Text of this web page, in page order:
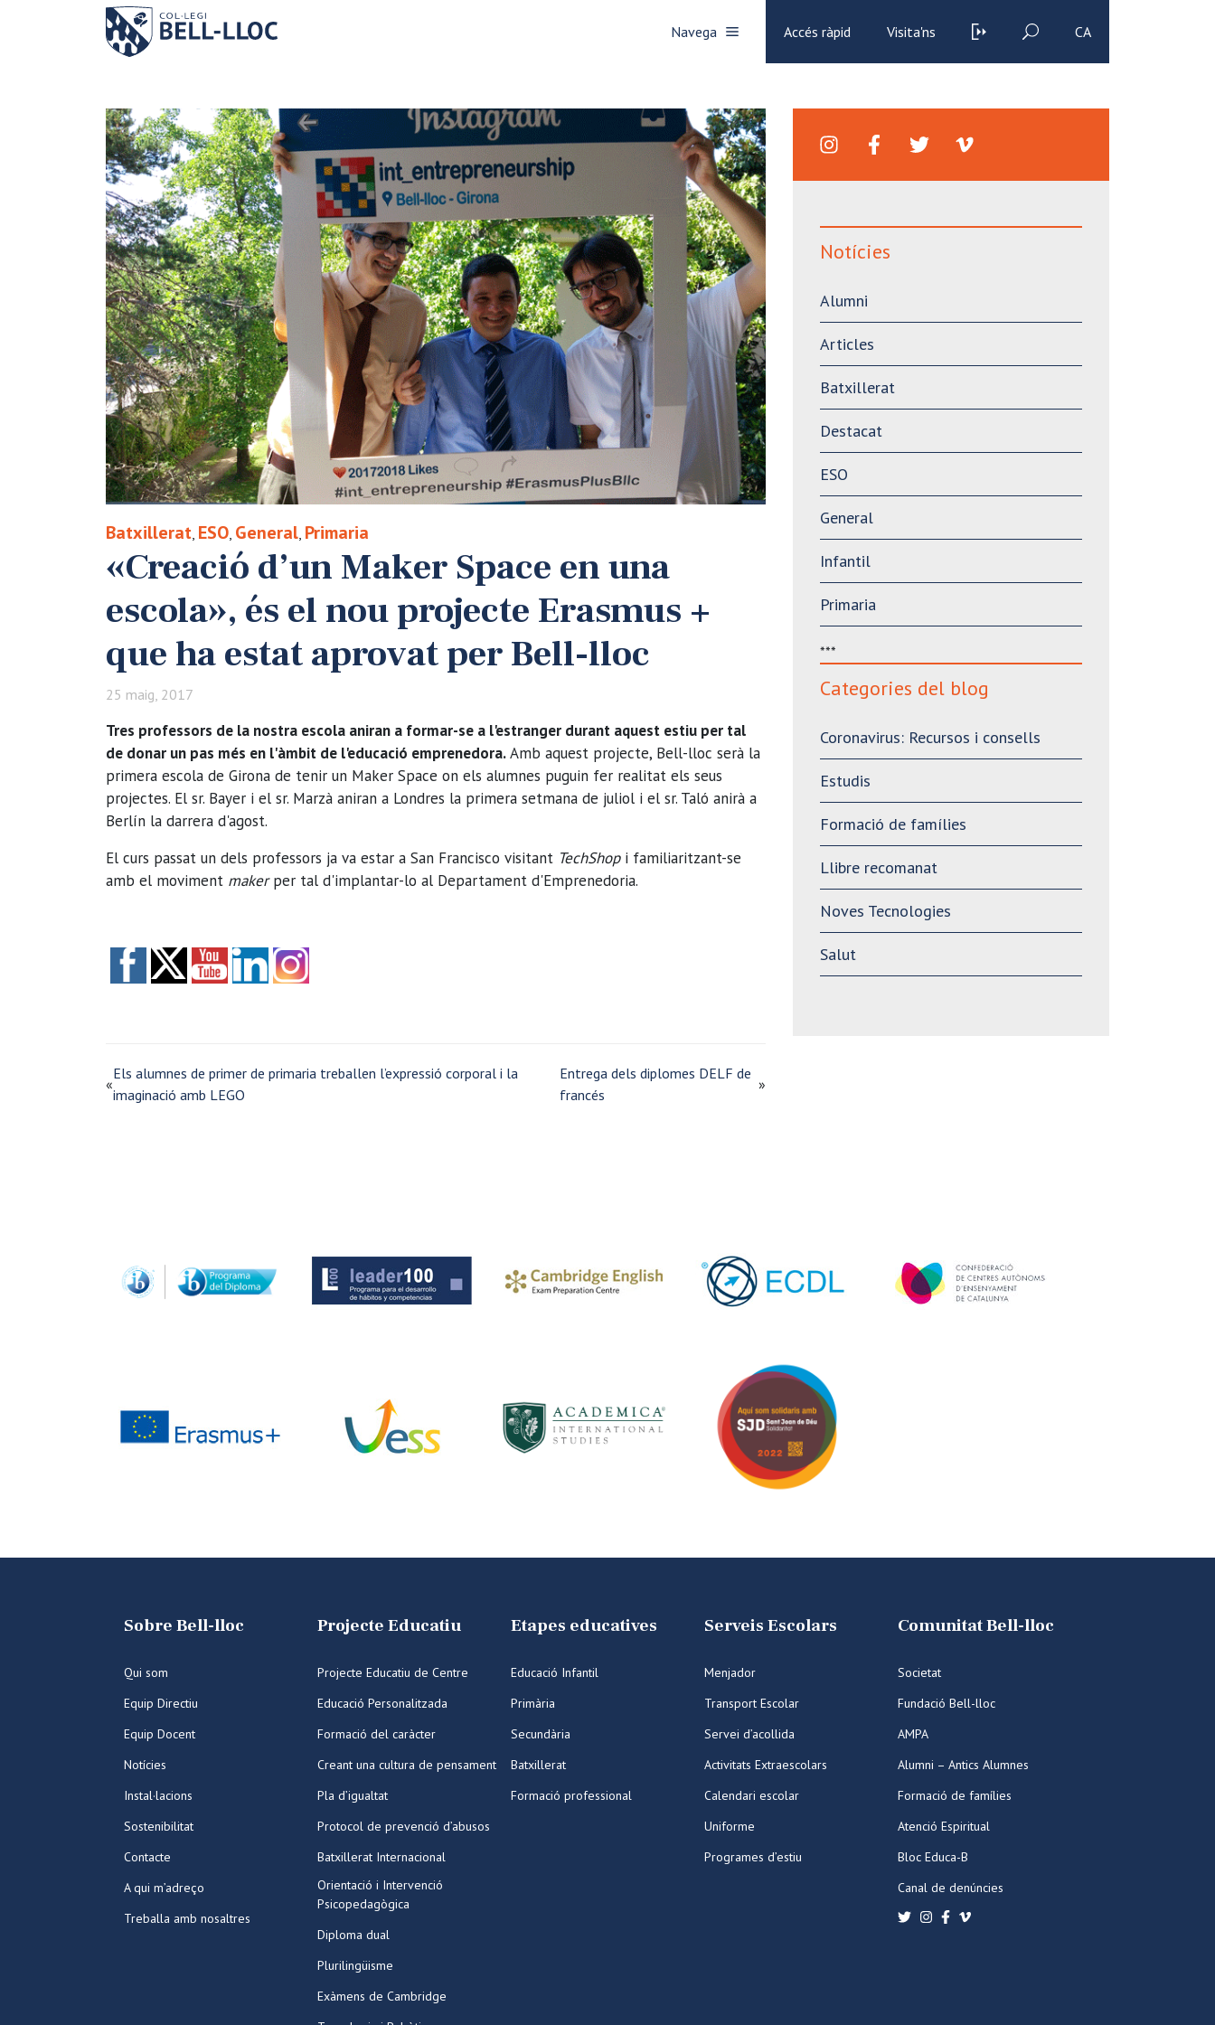
Navega Accés ràpid Visita'ns CA
Batxillerat, ESO, General, Primaria
«Creació d’un Maker Space en una
escola», és el nou projecte Erasmus +
que ha estat aprovat per Bell-lloc
25 maig, 2017
Tres professors de la nostra escola aniran a formar-se a l'estranger durant aquest estiu per tal
de donar un pas més en l'àmbit de l'educació emprenedora.Amb aquest projecte, Bell-lloc serà la
primera escola de Girona de tenir un Maker Space on els alumnes puguin fer realitat els seus
projectes. El sr. Bayer i el sr. Marzà aniran a Londres la primera setmana de juliol i el sr. Taló anirà a
Berlín la darrera d'agost.
El curs passat un dels professors ja va estar a San Francisco visitant TechShop i familiaritzant-se
amb el moviment makerper tal d'implantar-lo al Departament d'Emprenedoria.
«
Els alumnes de primer de primaria treballen l’expressió corporal i la
imaginació amb LEGO
Entrega dels diplomes DELF de
francés
»
Notícies
Alumni
Articles
Batxillerat
Destacat
ESO
General
Infantil
Primaria
***
Categories del blog
Coronavirus: Recursos i consells
Estudis
Formació de famílies
Llibre recomanat
Noves Tecnologies
Salut
Sobre Bell-lloc
Qui som
Equip Directiu
Equip Docent
Notícies
Instal·lacions
Sostenibilitat
Contacte
A qui m’adreço
Treballa amb nosaltres
Projecte Educatiu
Projecte Educatiu de Centre
Educació Personalitzada
Formació del caràcter
Creant una cultura de pensament
Pla d’igualtat
Protocol de prevenció d’abusos
Batxillerat Internacional
Orientació i Intervenció
Psicopedagògica
Diploma dual
Plurilingüisme
Exàmens de Cambridge
Etapes educatives
Educació Infantil
Primària
Secundària
Batxillerat
Formació professional
Serveis Escolars
Menjador
Transport Escolar
Servei d’acollida
Activitats Extraescolars
Calendari escolar
Uniforme
Programes d’estiu
Comunitat Bell-lloc
Societat
Fundació Bell-lloc
AMPA
Alumni – Antics Alumnes
Formació de famílies
Atenció Espiritual
Bloc Educa-B
Canal de denúncies